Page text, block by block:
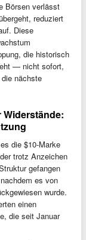
Börsen verlässt
reduziert
Diese
die historisch
— nicht sofort,
nächste
die $10-Marke
trotz Anzeichen
gefangen
es von
wurde.
einen
die seit Januar